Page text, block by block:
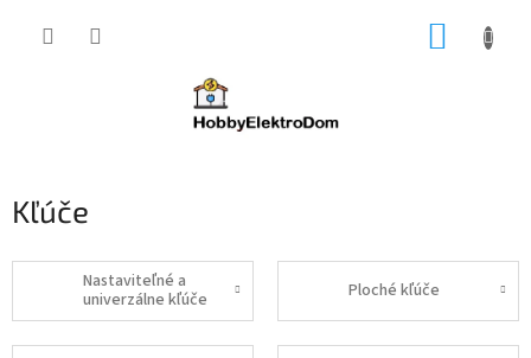
Kľúče
Nastaviteľné a
univerzálne kľúče
Ploché kľúče